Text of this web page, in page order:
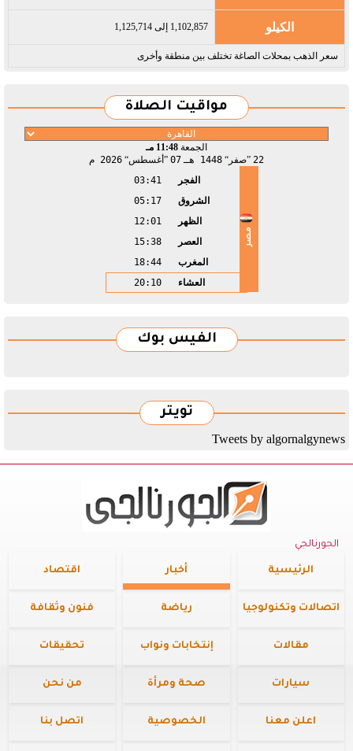
الكيلو 1,102,857 إلى 1,125,714
سعر الذهب بمحلات الصاغة تختلف بين منطقة وأخرى
مواقيت الصلاة
الجمعة 11:48 مـ
22 صفر 1448 هـ 07 أغسطس 2026 م
مصر
الفجر
03:41
الشروق
05:17
الظهر
12:01
العصر
15:38
المغرب
18:44
العشاء
20:10
الفيس بوك
تويتر
Tweets by algornalgynews
الجورنالجي
الرئيسية أخبار اقتصاد
اتصالات وتكنولوجيا رياضة فنون وثقافة
مقالات إنتخابات ونواب تحقيقات
سيارات صحة ومرأة من نحن
اعلن معنا الخصوصية اتصل بنا